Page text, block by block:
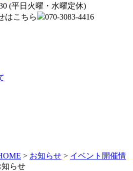
(平日火曜・水曜定休)
はこちら
070-3083-4416
> お知らせ > イベント開催情
らせ